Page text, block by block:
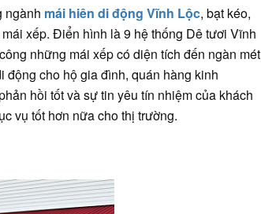
ngành mái hiên di động Vĩnh Lộc, bạt kéo,
xếp. Điển hình là 9 hệ thống Dê tươi Vĩnh
những mái xếp có diện tích đến ngàn mét
cho hộ gia đình, quán hàng kinh
hồi tốt và sự tin yêu tín nhiệm của khách
vụ tốt hơn nữa cho thị trường.